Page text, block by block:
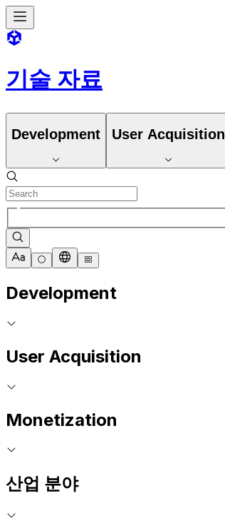
기술 자료
Development User Acquisition
Development
User Acquisition
Monetization
산업 분야